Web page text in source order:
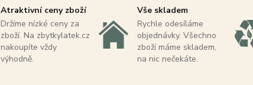
Atraktivní ceny zboží
Držíme nízké ceny za
zboží. Na zbytkylatek.cz
nakoupíte vždy
výhodně.
Vše skladem
Rychle odesíláme
objednávky. Všechno
zboží máme skladem,
na nic nečekáte.